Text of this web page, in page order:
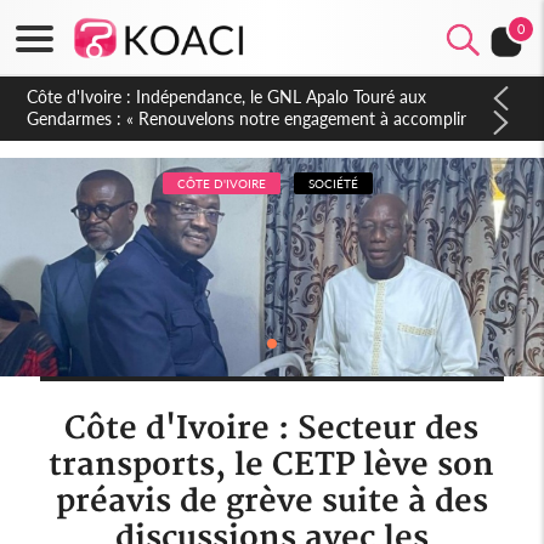
0
Sierra Leone : Un projet de réforme constitutionnelle en
gestation, points clés des amendements, un exclu d'avance
CÔTE D'IVOIRE SOCIÉTÉ
Côte d'Ivoire : Secteur des
transports, le CETP lève son
préavis de grève suite à des